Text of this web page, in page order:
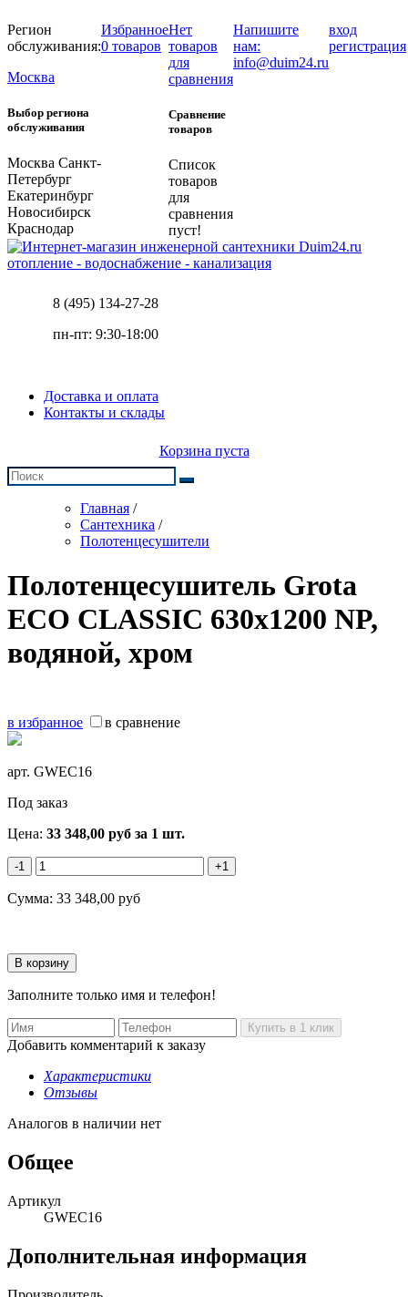
Регион
обслуживания:
Москва
Выбор региона
обслуживания
Москва Санкт-
Петербург
Екатеринбург
Новосибирск
Краснодар
Избранное
0 товаров
Нет
товаров
для
сравнения
Сравнение
товаров
Список
товаров
для
сравнения
пуст!
Напишите
нам:
info@duim24.ru
вход
регистрация
отопление - водоснабжение - канализация
8 (495) 134-27-28
пн-пт: 9:30-18:00
Доставка и оплата
Контакты и склады
Корзина пуста
Главная /
Сантехника /
Полотенцесушители
Полотенцесушитель Grota
ECO CLASSIC 630x1200 NP,
водяной, хром
в избранное в сравнение
арт. GWEC16
Под заказ
Цена: 33 348,00 руб за 1 шт.
-1 +1
Сумма: 33 348,00 руб
Заполните только имя и телефон!
Добавить комментарий к заказу
Характеристики
Отзывы
Аналогов в наличии нет
Общее
Артикул
GWEC16
Дополнительная информация